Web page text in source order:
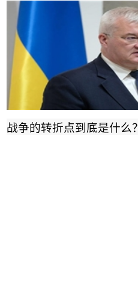
战争的转折点到底是什么？